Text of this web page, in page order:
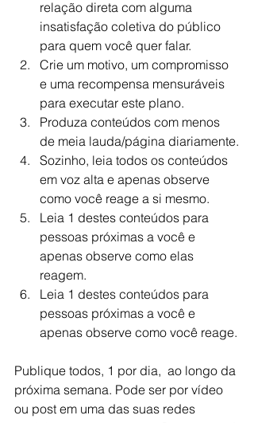
relação direta com alguma
insatisfação coletiva do público
para quem você quer falar.
Crie um motivo, um compromisso
e uma recompensa mensuráveis
para executar este plano.
Produza conteúdos com menos
de meia lauda/página diariamente.
Sozinho, leia todos os conteúdos
em voz alta e apenas observe
como você reage a si mesmo.
Leia 1 destes conteúdos para
pessoas próximas a você e
apenas observe como elas
reagem.
Leia 1 destes conteúdos para
pessoas próximas a você e
apenas observe como você reage.
Publique todos, 1 por dia,  ao longo da
próxima semana. Pode ser por vídeo
ou post em uma das suas redes